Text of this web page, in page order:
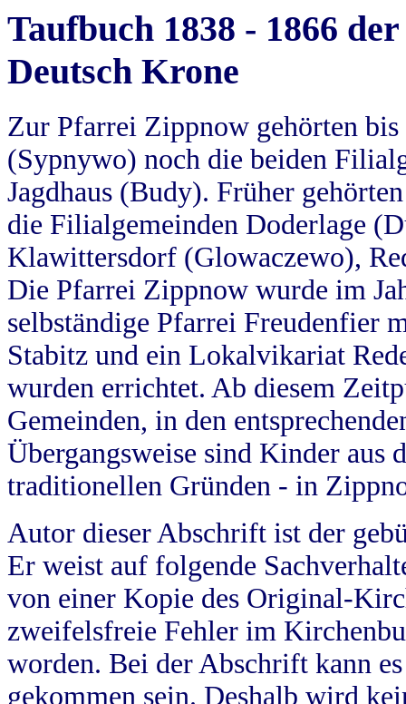
Taufbuch 1838 - 1866
Deutsch Krone
Zur Pfarrei Zippnow gehörten
(Sypnywo) noch die beiden
Jagdhaus (Budy). Früher
die Filialgemeinden Doderlage
Klawittersdorf (Glowaczewo),
Die Pfarrei Zippnow wurde im
selbständige Pfarrei Freudenfier
Stabitz und ein Lokalvikariat
wurden errichtet. Ab diesem
Gemeinden, in den
Übergangsweise sind Kinder aus
traditionellen Gründen - in
Autor dieser Abschrift ist der
Er weist auf folgende
von einer Kopie des Original-
zweifelsfreie Fehler im
worden. Bei der Abschrift kann
gekommen sein. Deshalb wird